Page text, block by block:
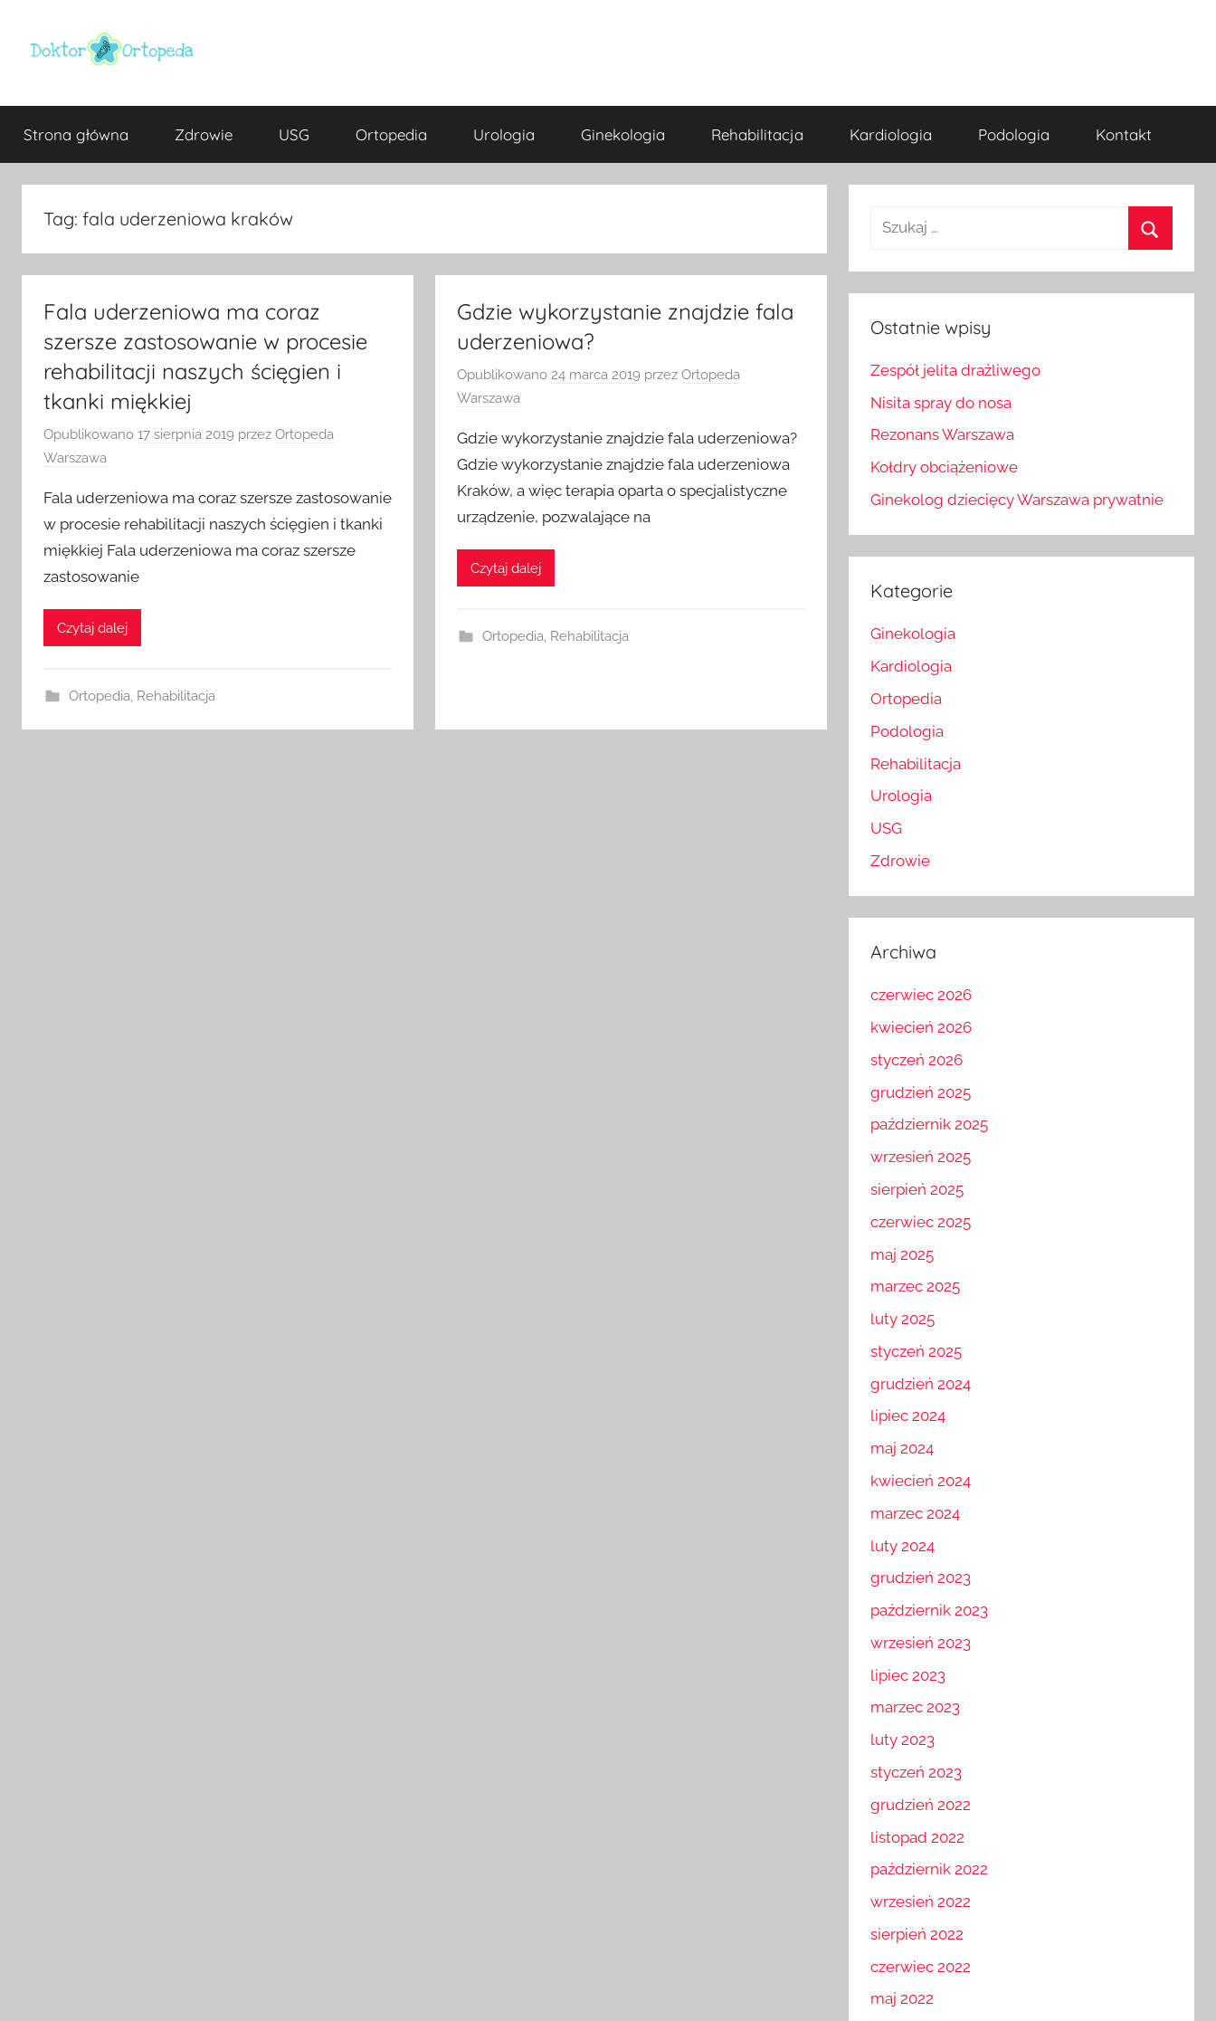
Doktor
ortopeda
Warszawa
Warszawa,
usg
dietetyk
Strona główna Zdrowie USG Ortopedia Urologia Ginekologia Rehabilitacja Kardiologia Podologia Kontakt
Tag: fala uderzeniowa kraków
Fala uderzeniowa ma coraz
szersze zastosowanie w procesie
rehabilitacji naszych ścięgien i
tkanki miękkiej
Opublikowano 17 sierpnia 2019 przez Ortopeda
Warszawa
Fala uderzeniowa ma coraz szersze zastosowanie
w procesie rehabilitacji naszych ścięgien i tkanki
miękkiej Fala uderzeniowa ma coraz szersze
zastosowanie
Czytaj dalej
Ortopedia, Rehabilitacja
Gdzie wykorzystanie znajdzie fala
uderzeniowa?
Opublikowano24 marca 2019 przezOrtopeda
Warszawa
Gdzie wykorzystanie znajdzie fala uderzeniowa?
Gdzie wykorzystanie znajdzie fala uderzeniowa
Kraków, a więc terapia oparta o specjalistyczne
urządzenie, pozwalające na
Czytaj dalej
Ortopedia, Rehabilitacja
Szukaj:
Ostatnie wpisy
Zespół jelita drażliwego
Nisita spray do nosa
Rezonans Warszawa
Kołdry obciążeniowe
Ginekolog dziecięcy Warszawa prywatnie
Kategorie
Ginekologia
Kardiologia
Ortopedia
Podologia
Rehabilitacja
Urologia
USG
Zdrowie
Archiwa
czerwiec 2026
kwiecień 2026
styczeń 2026
grudzień 2025
październik 2025
wrzesień 2025
sierpień 2025
czerwiec 2025
maj 2025
marzec 2025
luty 2025
styczeń 2025
grudzień 2024
lipiec 2024
maj 2024
kwiecień 2024
marzec 2024
luty 2024
grudzień 2023
październik 2023
wrzesień 2023
lipiec 2023
marzec 2023
luty 2023
styczeń 2023
grudzień 2022
listopad 2022
październik 2022
wrzesień 2022
sierpień 2022
czerwiec 2022
maj 2022